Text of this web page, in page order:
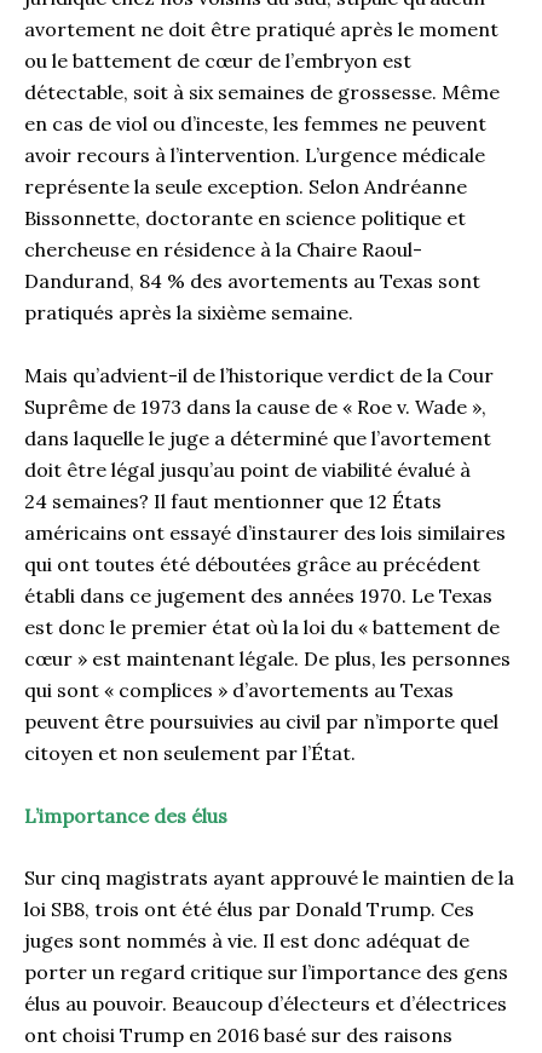
avortement ne doit être pratiqué après le moment
ou le battement de cœur de l’embryon est
détectable, soit à six semaines de grossesse. Même
en cas de viol ou d’inceste, les femmes ne peuvent
avoir recours à l’intervention. L’urgence médicale
représente la seule exception. Selon Andréanne
Bissonnette, doctorante en science politique et
chercheuse en résidence à la Chaire Raoul-
Dandurand, 84 % des avortements au Texas sont
pratiqués après la sixième semaine.
Mais qu’advient-il de l’historique verdict de la Cour
Suprême de 1973 dans la cause de « Roe v. Wade »,
dans laquelle le juge a déterminé que l’avortement
doit être légal jusqu’au point de viabilité évalué à
24 semaines? Il faut mentionner que 12 États
américains ont essayé d’instaurer des lois similaires
qui ont toutes été déboutées grâce au précédent
établi dans ce jugement des années 1970. Le Texas
est donc le premier état où la loi du « battement de
cœur » est maintenant légale. De plus, les personnes
qui sont « complices » d’avortements au Texas
peuvent être poursuivies au civil par n’importe quel
citoyen et non seulement par l’État.
L’importance des élus
Sur cinq magistrats ayant approuvé le maintien de la
loi SB8, trois ont été élus par Donald Trump. Ces
juges sont nommés à vie. Il est donc adéquat de
porter un regard critique sur l’importance des gens
élus au pouvoir. Beaucoup d’électeurs et d’électrices
ont choisi Trump en 2016 basé sur des raisons